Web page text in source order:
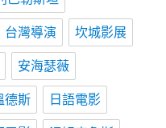
台灣導演 坎城影展
安海瑟薇
德斯 日語電影